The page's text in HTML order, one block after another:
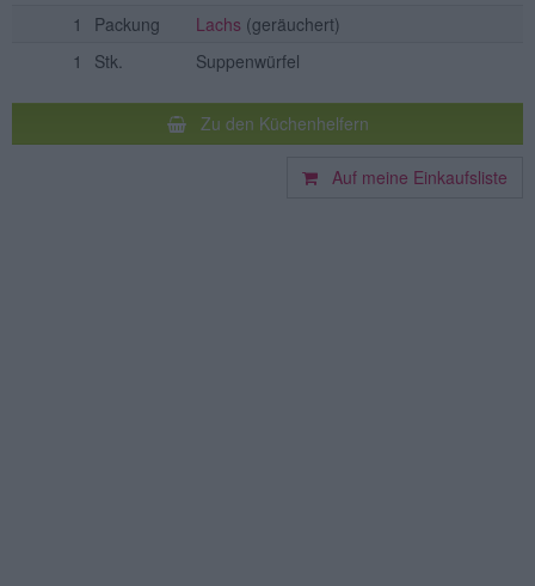
1
Packung Lachs (geräuchert)
1
Stk. Suppenwürfel
Zu den Küchenhelfern
Auf meine Einkaufsliste